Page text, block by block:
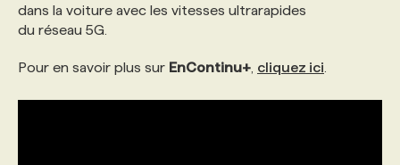
dans la voiture avec les vitesses ultrarapides
du réseau 5G.
Pour en savoir plus sur EnContinu+ cliquez ici